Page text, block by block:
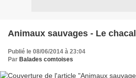
Animaux sauvages - Le chacal
Publié le 08/06/2014 à 23:04
Par Balades comtoises